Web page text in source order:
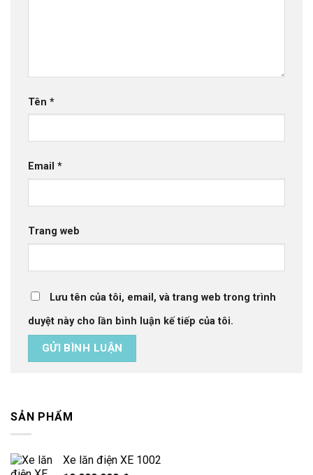
Tên *
Email *
Trang web
Lưu tên của tôi, email, và trang web trong trình
duyệt này cho lần bình luận kế tiếp của tôi.
SẢN PHẨM
Xe lăn điện XE 1002